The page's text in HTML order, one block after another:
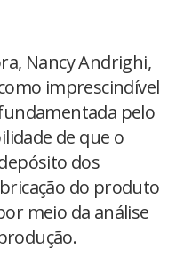
Nancy Andrighi,
imprescindível
pelo
de que o
dos
do produto
meio da análise